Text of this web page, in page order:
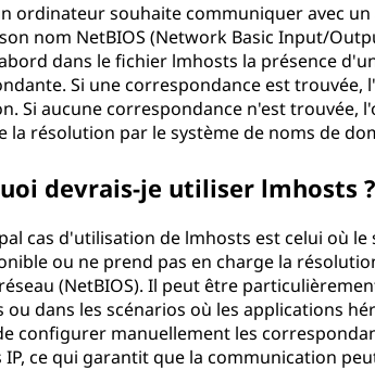
ordinateur souhaite communiquer avec
nom NetBIOS (Network Basic Input/
dans le fichier lmhosts la présence
Si une correspondance est trouvée,
Si aucune correspondance n'est
la résolution par le système de noms de
devrais-je utiliser lmhosts ?
cas d'utilisation de lmhosts est celui où
ou ne prend pas en charge la
(NetBIOS). Il peut être
ou dans les scénarios où les applications
configurer manuellement les
IP, ce qui garantit que la communication